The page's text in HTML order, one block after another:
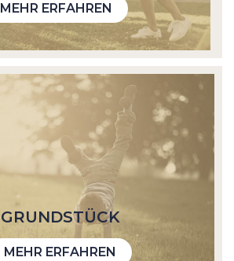
MEHR ERFAHREN
GRUND­STÜCK
MEHR ERFAHREN